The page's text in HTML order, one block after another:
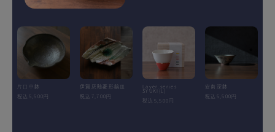
片口中鉢
税込5,500円
伊賀灰釉菱形鎬皿
税込7,700円
Layer.series
SYUKI(L)
税込5,500円
安南深鉢
税込5,500円